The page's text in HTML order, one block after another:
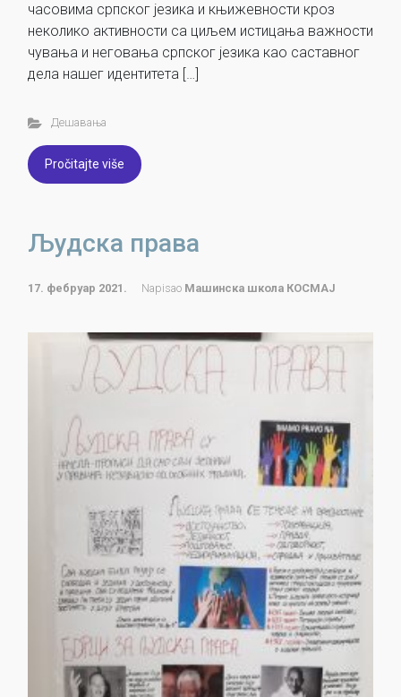
часовима српског језика и књижевности кроз
неколико активности са циљем истицања важности
чувања и неговања српског језика као саставног
дела нашег идентитета […]
Дешавања
Pročitajte više
Људска права
17. фебруар 2021. Napisao Машинска школа КОСМАЈ